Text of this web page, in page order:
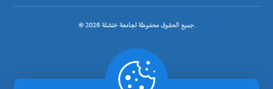
© جميع الحقوق محفوظة لجامعة خنشلة 2026.
.